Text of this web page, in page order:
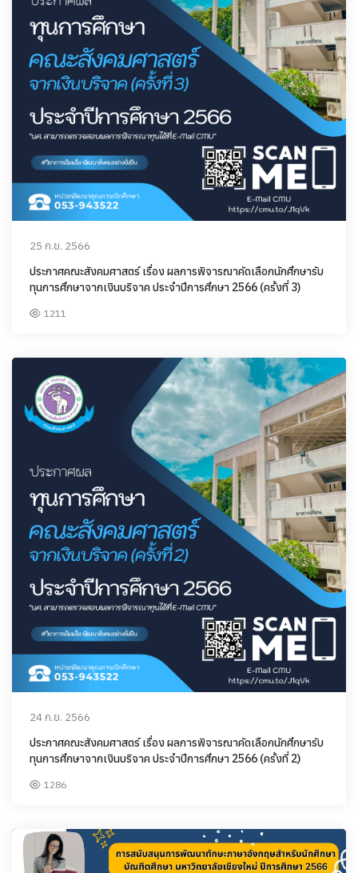
25 ก.ย. 2566
ประกาศคณะสังคมศาสตร์ เรื่อง ผลการพิจารณาคัดเลือกนักศึกษารับ
ทุนการศึกษาจากเงินบริจาค ประจำปีการศึกษา 2566 (ครั้งที่ 3)
1211
24 ก.ย. 2566
ประกาศคณะสังคมศาสตร์ เรื่อง ผลการพิจารณาคัดเลือกนักศึกษารับ
ทุนการศึกษาจากเงินบริจาค ประจำปีการศึกษา 2566 (ครั้งที่ 2)
1286